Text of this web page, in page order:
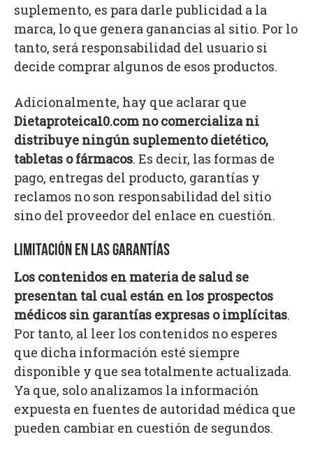
suplemento, es para darle publicidad a la
marca, lo que genera ganancias al sitio. Por lo
tanto, será responsabilidad del usuario si
decide comprar algunos de esos productos.
Adicionalmente, hay que aclarar que
Dietaproteica10.com no comercializa ni
distribuye ningún suplemento dietético,
tabletas o fármacos. Es decir, las formas de
pago, entregas del producto, garantías y
reclamos no son responsabilidad del sitio
sino del proveedor del enlace en cuestión.
LIMITACIÓN EN LAS GARANTÍAS
Los contenidos en materia de salud se
presentan tal cual están en los prospectos
médicos sin garantías expresas o implícitas.
Por tanto, al leer los contenidos no esperes
que dicha información esté siempre
disponible y que sea totalmente actualizada.
Ya que, solo analizamos la información
expuesta en fuentes de autoridad médica que
pueden cambiar en cuestión de segundos.